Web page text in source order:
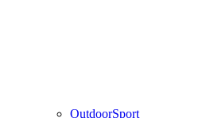
OutdoorSport